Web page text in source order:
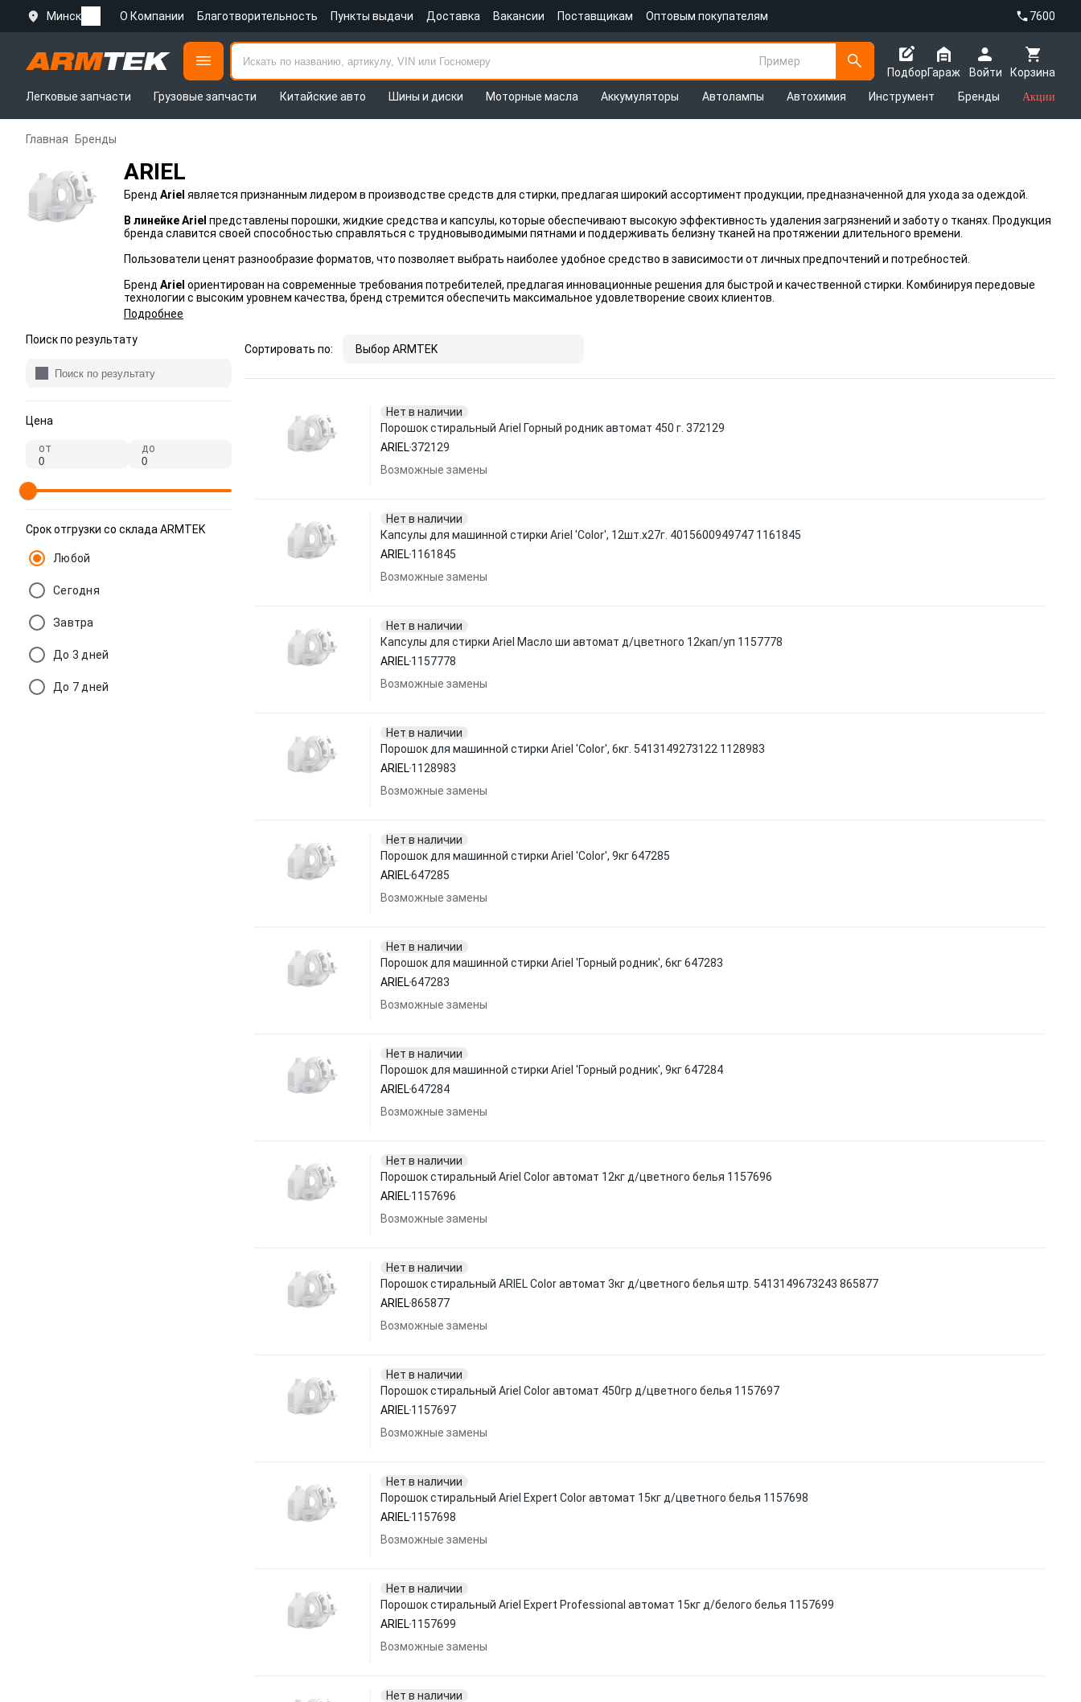
Минск О Компании Благотворительность Пункты выдачи Доставка Вакансии Поставщикам Оптовым покупателям 7600
Пример
Подбор
Корзина
Гараж
Войти
Легковые запчасти
Грузовые запчасти Китайские авто Шины и диски Моторные масла Аккумуляторы Автолампы Автохимия Инструмент Бренды Акции
Главная Бренды
ARIEL
Бренд Ariel является признанным лидером в производстве средств для стирки, предлагая широкий ассортимент продукции, предназначенной для ухода за одеждой.
В линейке Ariel представлены порошки, жидкие средства и капсулы, которые обеспечивают высокую эффективность удаления загрязнений и заботу о тканях. Продукция
бренда славится своей способностью справляться с трудновыводимыми пятнами и поддерживать белизну тканей на протяжении длительного времени.
Пользователи ценят разнообразие форматов, что позволяет выбрать наиболее удобное средство в зависимости от личных предпочтений и потребностей.
Бренд Ariel ориентирован на современные требования потребителей, предлагая инновационные решения для быстрой и качественной стирки. Комбинируя передовые
технологии с высоким уровнем качества, бренд стремится обеспечить максимальное удовлетворение своих клиентов.
Подробнее
Поиск по результату
Цена
от до
Срок отгрузки со склада ARMTEK
Любой
Сегодня
Завтра
До 3 дней
До 7 дней
Сортировать по: Выбор ARMTEK
Нет в наличии
Порошок стиральный Ariel Горный родник автомат 450 г. 372129
ARIEL372129
Возможные замены
Нет в наличии
Капсулы для машинной стирки Ariel 'Color', 12шт.x27г. 4015600949747 1161845
ARIEL1161845
Возможные замены
Нет в наличии
Капсулы для стирки Ariel Масло ши автомат д/цветного 12кап/уп 1157778
ARIEL1157778
Возможные замены
Нет в наличии
Порошок для машинной стирки Ariel 'Color', 6кг. 5413149273122 1128983
ARIEL1128983
Возможные замены
Нет в наличии
Порошок для машинной стирки Ariel 'Color', 9кг 647285
ARIEL647285
Возможные замены
Нет в наличии
Порошок для машинной стирки Ariel 'Горный родник', 6кг 647283
ARIEL647283
Возможные замены
Нет в наличии
Порошок для машинной стирки Ariel 'Горный родник', 9кг 647284
ARIEL647284
Возможные замены
Нет в наличии
Порошок стиральный Ariel Color автомат 12кг д/цветного белья 1157696
ARIEL1157696
Возможные замены
Нет в наличии
Порошок стиральный ARIEL Color автомат 3кг д/цветного белья штр. 5413149673243 865877
ARIEL865877
Возможные замены
Нет в наличии
Порошок стиральный Ariel Color автомат 450гр д/цветного белья 1157697
ARIEL1157697
Возможные замены
Нет в наличии
Порошок стиральный Ariel Expert Color автомат 15кг д/цветного белья 1157698
ARIEL1157698
Возможные замены
Нет в наличии
Порошок стиральный Ariel Expert Professional автомат 15кг д/белого белья 1157699
ARIEL1157699
Возможные замены
Нет в наличии